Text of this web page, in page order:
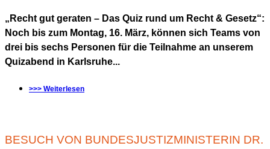
„Recht gut geraten – Das Quiz rund um Recht & Gesetz“:
Noch bis zum Montag, 16. März, können sich Teams von
drei bis sechs Personen für die Teilnahme an unserem
Quizabend in Karlsruhe...
>>> Weiterlesen
BESUCH VON BUNDESJUSTIZMINISTERIN DR.